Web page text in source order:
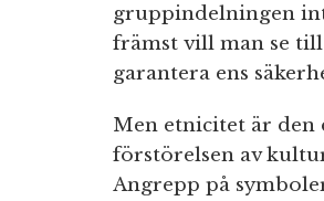
gruppindelningen
främst vill man se
garantera ens
Men etnicitet är
förstörelsen av
Angrepp på